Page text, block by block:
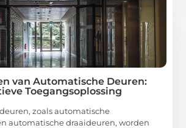
van Automatische Deuren:
Toegangsoplossing
zoals automatische
automatische draaideuren, worden